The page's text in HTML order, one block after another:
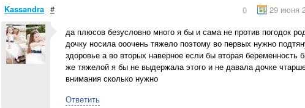
Kassandra # 29 июня
0
да плюсов безусловно много я бы и сама не против погодок
дочку носила ооочень тяжело поэтому во первых нужно
здоровье а во вторых наверное если бы вторая беременность
же тяжелой я бы не выдержала этого и не давала дочке
внимания сколько нужно
Ответить